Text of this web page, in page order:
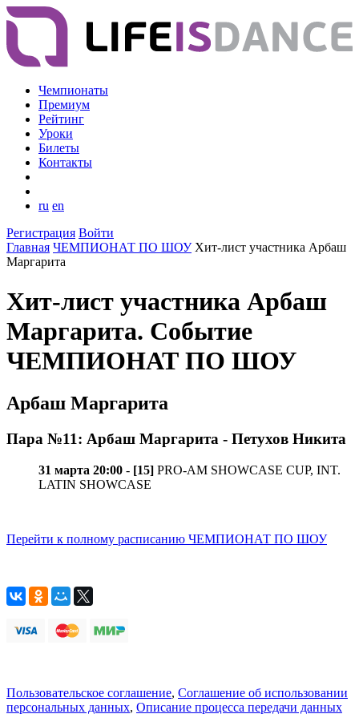
Чемпионаты
Премиум
Рейтинг
Уроки
Билеты
Контакты
ru en
Регистрация Войти
Главная ЧЕМПИОНАТ ПО ШОУ Хит-лист участника Арбаш
Маргарита
Хит-лист участника Арбаш
Маргарита. Событие
ЧЕМПИОНАТ ПО ШОУ
Арбаш Маргарита
Пара №11: Арбаш Маргарита - Петухов Никита
31 марта 20:00 - [15] PRO-AM SHOWCASE CUP, INT.
LATIN SHOWCASE
Перейти к полному расписанию ЧЕМПИОНАТ ПО ШОУ
Пользовательское соглашение, Соглашение об использовании
персональных данных, Описание процесса передачи данных